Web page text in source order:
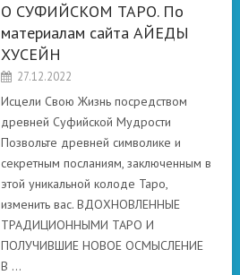
О СУФИЙСКОМ ТАРО. По
материалам сайта АЙЕДЫ
ХУСЕЙН
27.12.2022
Исцели Свою Жизнь посредством
древней Суфийской Мудрости
Позвольте древней символике и
секретным посланиям, заключенным в
этой уникальной колоде Таро,
изменить вас. ВДОХНОВЛЕННЫЕ
ТРАДИЦИОННЫМИ ТАРО И
ПОЛУЧИВШИЕ НОВОЕ ОСМЫСЛЕНИЕ
В …